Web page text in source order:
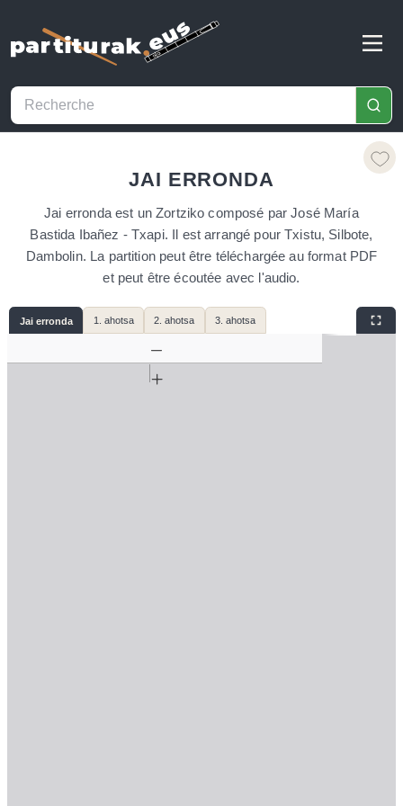
JAI ERRONDA
Jai erronda est un Zortziko composé par José María
Bastida Ibañez - Txapi. Il est arrangé pour Txistu, Silbote,
Dambolin. La partition peut être téléchargée au format PDF
et peut être écoutée avec l'audio.
Jai erronda 1. ahotsa 2. ahotsa 3. ahotsa